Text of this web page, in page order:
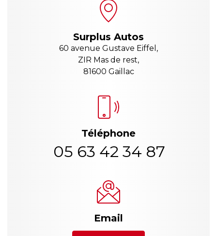
Surplus Autos
60 avenue Gustave Eiffel,
ZIR Mas de rest,
81600 Gaillac
Téléphone
05 63 42 34 87
Email